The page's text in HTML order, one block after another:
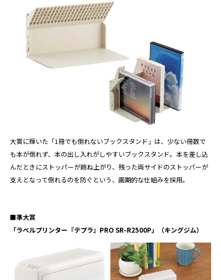
大賞に輝いた「1冊でも倒れないブックスタンド」は、少ない冊数で
も本が倒れず、本の出し入れがしやすいブックスタンド。本を差し込
んだときにストッパーが跳ね上がり、残った両サイドのストッパーが
支えとなって倒れるのを防ぐという、画期的な仕組みを採用。
■準大賞
「ラベルプリンター『テプラ』PRO SR-R2500P」（キングジム）